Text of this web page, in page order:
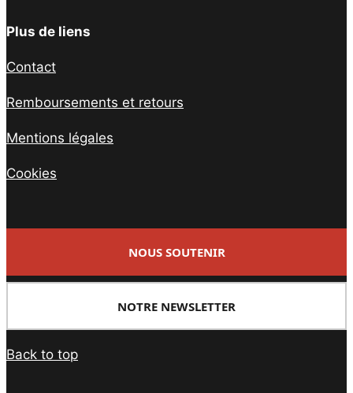
Plus de liens
Contact
Remboursements et retours
Mentions légales
Cookies
NOUS SOUTENIR
NOTRE NEWSLETTER
Back to top